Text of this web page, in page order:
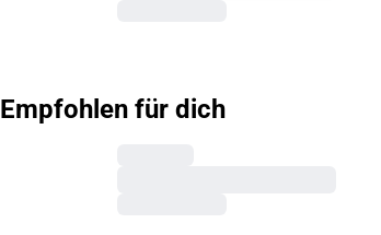
Empfohlen für dich